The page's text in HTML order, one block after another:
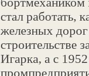
стал работать,
железных
строительстве
Игарка, а с